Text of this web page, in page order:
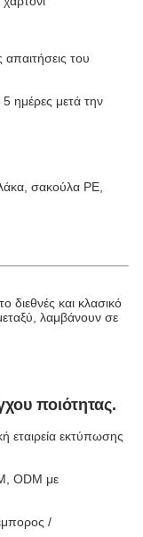
του
ημέρες μετά την
σακούλα PE,
διεθνές και κλασικό
λαμβάνουν σε
ποιότητας.
εταιρεία εκτύπωσης
ODM με
/